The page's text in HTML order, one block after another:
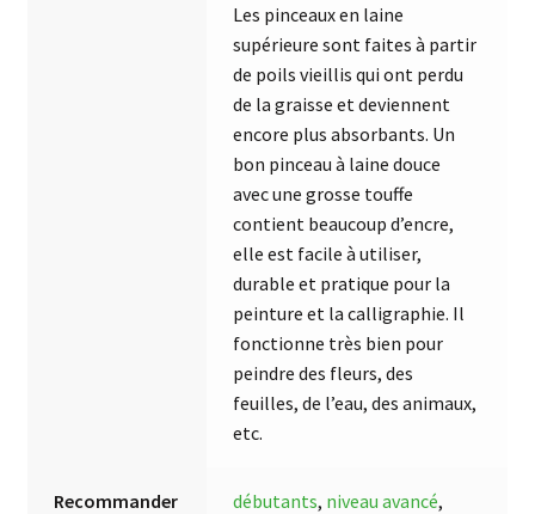
Les pinceaux en laine
supérieure sont faites à partir
de poils vieillis qui ont perdu
de la graisse et deviennent
encore plus absorbants. Un
bon pinceau à laine douce
avec une grosse touffe
contient beaucoup d’encre,
elle est facile à utiliser,
durable et pratique pour la
peinture et la calligraphie. Il
fonctionne très bien pour
peindre des fleurs, des
feuilles, de l’eau, des animaux,
etc.
Recommander
débutants, niveau avancé,